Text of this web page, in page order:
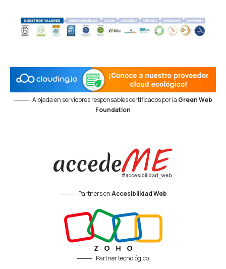
Alojada en servidores responsables certificados por la Green Web
Foundation
Partners enAccesibilidad Web
Partner tecnológico